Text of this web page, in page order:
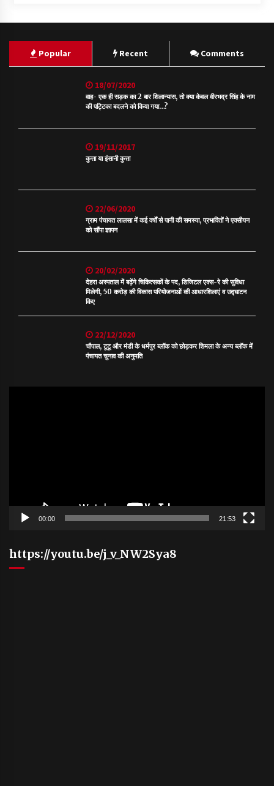
Popular Recent Comments
18/07/2020
वाह- एक ही सड़क का 2 बार शिलान्यास, तो क्या केवल वीरभद्र सिंह के नाम
की पट्टिका बदलने को किया गया…?
19/11/2017
कुत्ता या इंसानी कुत्ता
22/06/2020
ग्राम पंचायत लालसा में कई वर्षों से पानी की समस्या, प्रभावितों ने एक्सीयन
को सौंपा ज्ञापन
20/02/2020
देहरा अस्पताल में बढ़ेंगे चिकित्सकों के पद, डिजिटल एक्स-रे की सुविधा
मिलेगी, 50 करोड़ की विकास परियोजनाओं की आधारशिलाएं व उद्घाटन
किए
22/12/2020
चौपाल, टूटू और मंडी के धर्मपुर ब्लॉक को छोड़कर शिमला के अन्य ब्लॉक में
पंचायत चुनाव की अनुमति
00:00 21:53
https://youtu.be/j_v_NW2Sya8